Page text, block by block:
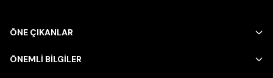
ÖNE ÇIKANLAR
ÖNEMLİ BİLGİLER